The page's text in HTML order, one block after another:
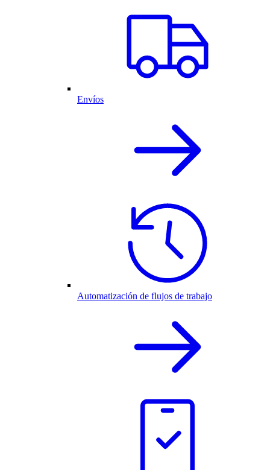
Envíos
Automatización de flujos de trabajo